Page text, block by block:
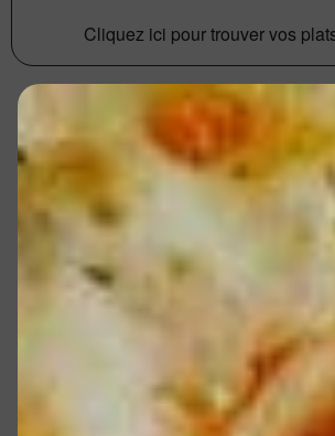
Cliquez ici pour trouver vos